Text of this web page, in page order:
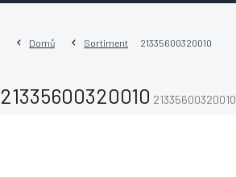
Domů Sortiment 21335600320010
21335600320010 21335600320010